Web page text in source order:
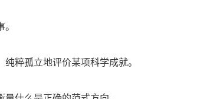
粹孤立地评价某项科学成就。